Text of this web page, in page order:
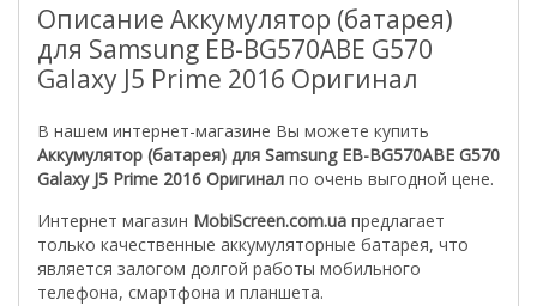
Описание Аккумулятор (батарея)
для Samsung EB-BG570ABE G570
Galaxy J5 Prime 2016 Оригинал
В нашем интернет-магазине Вы можете купить
Аккумулятор (батарея) для Samsung EB-BG570ABE G570
Galaxy J5 Prime 2016 Оригинал по очень выгодной цене.
Интернет магазин MobiScreen.com.ua предлагает
только качественные аккумуляторные батарея, что
является залогом долгой работы мобильного
телефона, смартфона и планшета.